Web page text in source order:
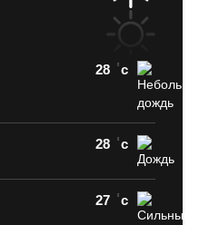
28 c
28 c
27 c